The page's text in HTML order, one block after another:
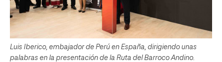
Luis Iberico, embajador de Perú en España, dirigiendo unas
palabras en la presentación de la Ruta del Barroco Andino.